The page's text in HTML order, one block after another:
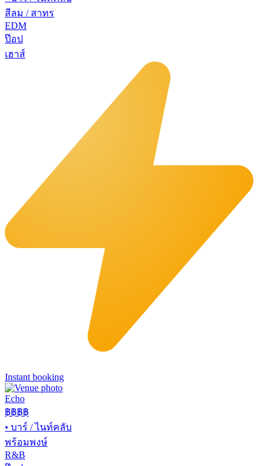
สีลม / สาทร
EDM
ป๊อป
เฮาส์
Instant booking
Echo
฿฿฿฿
• บาร์ / ไนท์คลับ
พร้อมพงษ์
R&B